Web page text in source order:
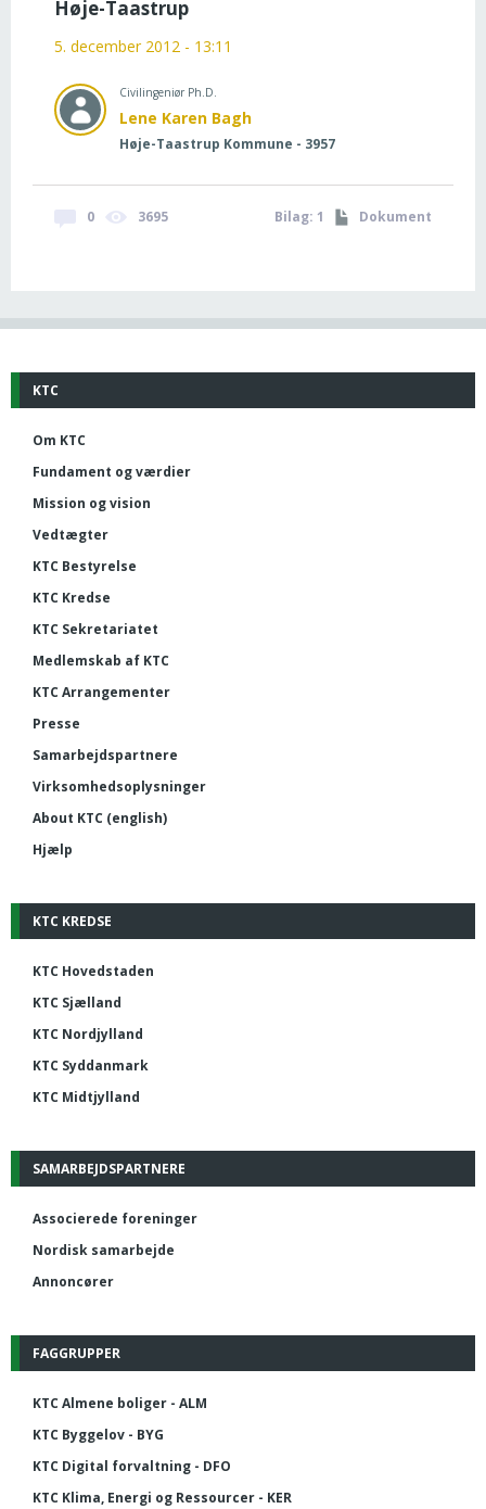
Høje-Taastrup
5. december 2012 - 13:11
Civilingeniør Ph.D.
Lene Karen Bagh
Høje-Taastrup Kommune - 3957
0 3695 Dokument
Bilag: 1
KTC
Om KTC
Fundament og værdier
Mission og vision
Vedtægter
KTC Bestyrelse
KTC Kredse
KTC Sekretariatet
Medlemskab af KTC
KTC Arrangementer
Presse
Samarbejdspartnere
Virksomhedsoplysninger
About KTC (english)
Hjælp
KTC KREDSE
KTC Hovedstaden
KTC Sjælland
KTC Nordjylland
KTC Syddanmark
KTC Midtjylland
SAMARBEJDSPARTNERE
Associerede foreninger
Nordisk samarbejde
Annoncører
FAGGRUPPER
KTC Almene boliger - ALM
KTC Byggelov - BYG
KTC Digital forvaltning - DFO
KTC Klima, Energi og Ressourcer - KER